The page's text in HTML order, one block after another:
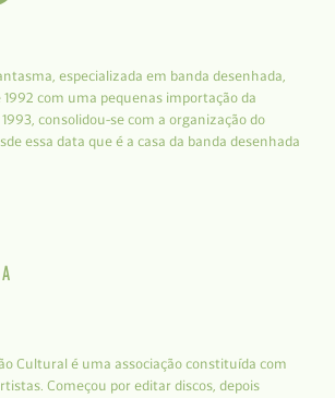
especializada em banda desenhada,
1992 com uma pequenas importação da
consolidou-se com a organização do
essa data que é a casa da banda desenhada
Cultural é uma associação constituída com
Começou por editar discos, depois